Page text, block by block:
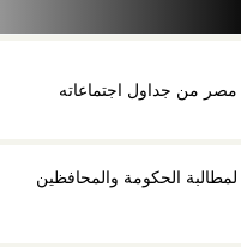
مصر من جداول اجتماعاته
الحكومة والمحافظين